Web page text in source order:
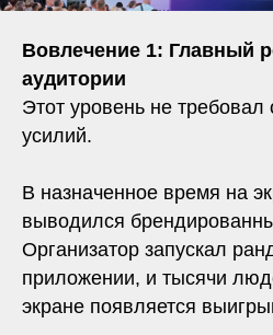
Вовлечение 1: Главный
аудитории
Этот уровень не требовал
усилий.
В назначенное время на
выводился
Организатор запускал
приложении, и тысячи
экране появляется